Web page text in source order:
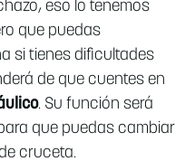
eso lo tenemos
que puedas
si tienes dificultades
de que cuentes en
. Su función será
que puedas cambiar
cruceta.